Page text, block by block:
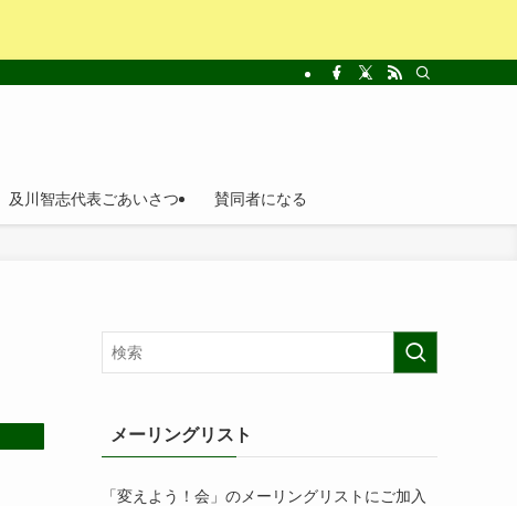
及川智志代表ごあいさつ 賛同者になる
メーリングリスト
「変えよう！会」のメーリングリストにご加入